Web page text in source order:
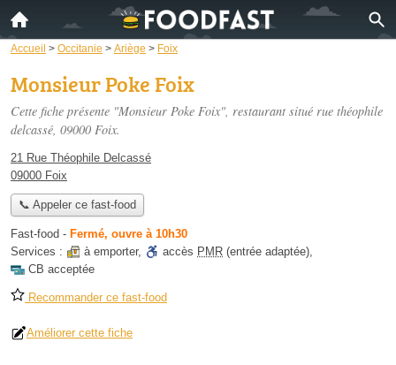
Accueil > Occitanie > Ariège > Foix
Monsieur Poke Foix
Cette fiche présente "Monsieur Poke Foix", restaurant situé rue théophile
delcassé, 09000 Foix.
21 Rue Théophile Delcassé
09000 Foix
📞 Appeler ce fast-food
Fast-food - Fermé, ouvre à 10h30
Services :
à emporter, accès PMR (entrée adaptée),
CB acceptée
Recommander ce fast-food
Améliorer cette fiche